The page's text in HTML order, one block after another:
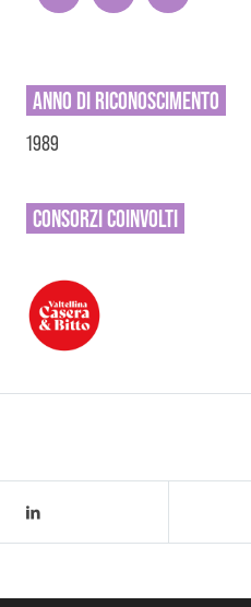
ANNO DI RICONOSCIMENTO
1989
CONSORZICOINVOLTI